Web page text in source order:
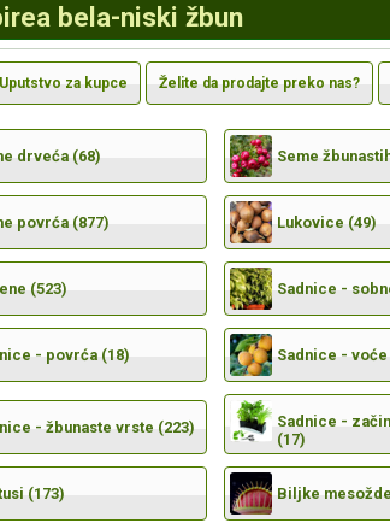
bela-niski žbun
Uputstvo za kupce Želite da prodajte preko nas?
drveća (68) Seme
povrća (877) Lukovice (49)
(523) Sadnice -
- povrća (18) Sadnice - voće
- žbunaste vrste (223)
Sadnice -
(17)
(173) Biljke